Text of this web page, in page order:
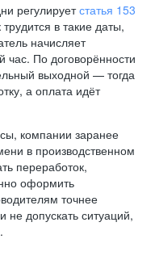
регулируетстатья 153
в такие даты,
начисляет
час. По договорённости
выходной — тогда
а оплата идёт
компании заранее
в производственном
переработок,
оформить
точнее
не допускать ситуаций,